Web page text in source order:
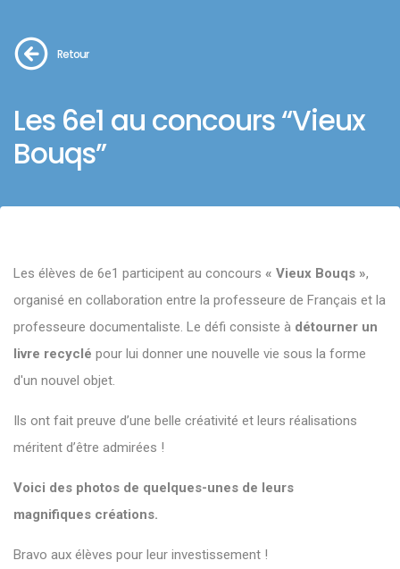
Retour
Les 6e1 au concours “Vieux
Bouqs”
Les élèves de 6e1 participent au concours « Vieux Bouqs »,
organisé en collaboration entre la professeure de Français et la
professeure documentaliste. Le défi consiste à détourner un
livre recyclé pour lui donner une nouvelle vie sous la forme
d'un nouvel objet.
Ils ont fait preuve d’une belle créativité et leurs réalisations
méritent d’être admirées !
Voici des photos de quelques-unes de leurs
magnifiques créations.
Bravo aux élèves pour leur investissement !